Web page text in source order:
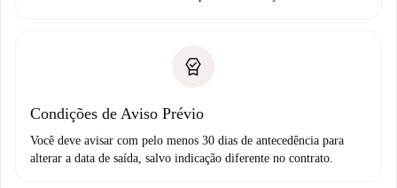
Condições de Aviso Prévio
Você deve avisar com pelo menos 30 dias de antecedência para
alterar a data de saída, salvo indicação diferente no contrato.